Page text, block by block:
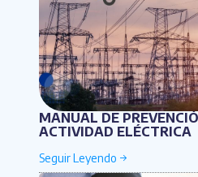
MANUAL DE
ACTIVIDAD ELÉCTRICA